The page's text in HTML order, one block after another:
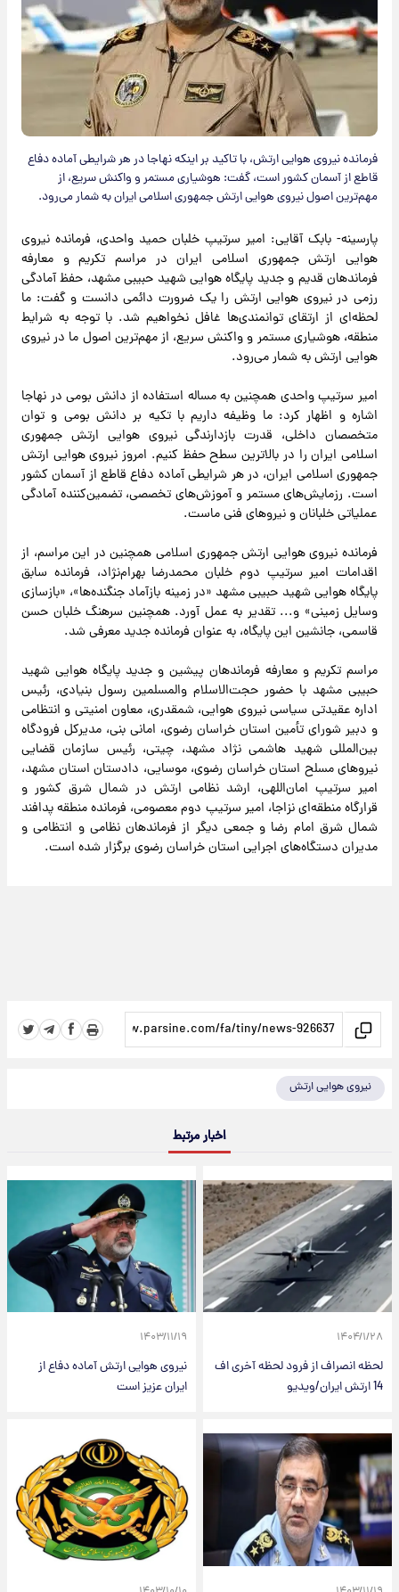
فرمانده نیروی هوایی ارتش، با تاکید بر اینکه نهاجا در هر شرایطی آماده دفاع
قاطع از آسمان کشور است، گفت: هوشیاری مستمر و واکنش سریع، از
مهم‌ترین اصول نیروی هوایی ارتش جمهوری اسلامی ایران به شمار می‌رود.
پارسینه- بابک آقایی: امیر سرتیپ خلبان حمید واحدی، فرمانده نیروی
هوایی ارتش جمهوری اسلامی ایران در مراسم تکریم و معارفه
فرماندهان قدیم و جدید پایگاه هوایی شهید حبیبی مشهد، حفظ آمادگی
رزمی در نیروی هوایی ارتش را یک ضرورت دائمی دانست و گفت: ما
لحظه‌ای از ارتقای توانمندی‌ها غافل نخواهیم شد. با توجه به شرایط
منطقه، هوشیاری مستمر و واکنش سریع، از مهم‌ترین اصول ما در نیروی
هوایی ارتش به شمار می‌رود.
امیر سرتیپ واحدی همچنین به مساله استفاده از دانش بومی در نهاجا
اشاره و اظهار کرد: ما وظیفه داریم با تکیه بر دانش بومی و توان
متخصصان داخلی، قدرت بازدارندگی نیروی هوایی ارتش جمهوری
اسلامی ایران را در بالاترین سطح حفظ کنیم. امروز نیروی هوایی ارتش
جمهوری اسلامی ایران، در هر شرایطی آماده دفاع قاطع از آسمان کشور
است. رزمایش‌های مستمر و آموزش‌های تخصصی، تضمین‌کننده آمادگی
عملیاتی خلبانان و نیروهای فنی ماست.
فرمانده نیروی هوایی ارتش جمهوری اسلامی همچنین در این مراسم، از
اقدامات امیر سرتیپ دوم خلبان محمدرضا بهرام‌نژاد، فرمانده سابق
پایگاه هوایی شهید حبیبی مشهد «در زمینه بازآماد جنگنده‌ها»، «بازسازی
وسایل زمینی» و... تقدیر به عمل آورد. همچنین سرهنگ خلبان حسن
قاسمی، جانشین این پایگاه، به عنوان فرمانده جدید معرفی شد.
مراسم تکریم و معارفه فرماندهان پیشین و جدید پایگاه هوایی شهید
حبیبی مشهد با حضور حجت‌الاسلام والمسلمین رسول بنیادی، رئیس
اداره عقیدتی سیاسی نیروی هوایی، شمقدری، معاون امنیتی و انتظامی
و دبیر شورای تأمین استان خراسان رضوی، امانی بنی، مدیرکل فرودگاه
بین‌المللی شهید هاشمی نژاد مشهد، چیتی، رئیس سازمان قضایی
نیروهای مسلح استان خراسان رضوی، موسایی، دادستان استان مشهد،
امیر سرتیپ امان‌اللهی، ارشد نظامی ارتش در شمال شرق کشور و
قرارگاه منطقه‌ای نزاجا، امیر سرتیپ دوم معصومی، فرمانده منطقه پدافند
شمال شرق امام رضا و جمعی دیگر از فرماندهان نظامی و انتظامی و
مدیران دستگاه‌های اجرایی استان خراسان رضوی برگزار شده است.
نیروی هوایی ارتش
اخبار مرتبط
۱۴۰۴/۱/۲۸
لحظه انصراف از فرود لحظه آخری اف
14 ارتش ایران/ویدیو
۱۴۰۳/۱۱/۱۹
نیروی هوایی ارتش آماده دفاع از
ایران عزیز است